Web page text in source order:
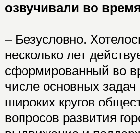
озвучивали во
– Безусловно.
несколько лет
сформированный во
числе основных
широких кругов
вопросов развития